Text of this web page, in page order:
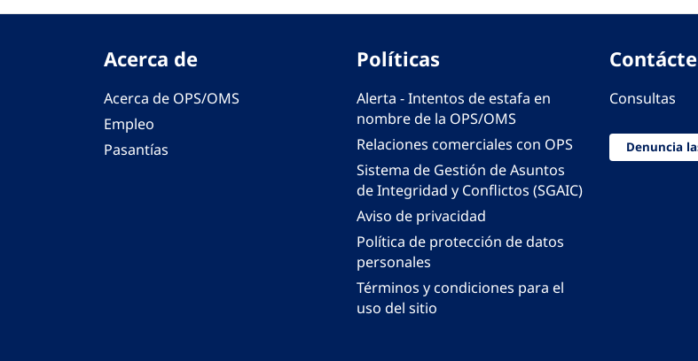
Acerca de
Acerca de OPS/OMS
Empleo
Pasantías
Políticas
Alerta - Intentos de estafa en
nombre de la OPS/OMS
Relaciones comerciales con OPS
Sistema de Gestión de Asuntos
de Integridad y Conflictos (SGAIC)
Aviso de privacidad
Política de protección de datos
personales
Términos y condiciones para el
uso del sitio
Consultas
Denuncia